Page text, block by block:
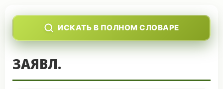
ИСКАТЬ В ПОЛНОМ СЛОВАРЕ
ЗАЯВЛ.